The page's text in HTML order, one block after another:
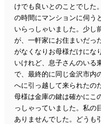
けでも良いとのことでした
の時間にマンションに伺う
いらっしゃいました。少し
が、一軒家にお住まいだっ
がなくなりお母様だけにな
いけれど、息子さんのいる
で、最終的に同じ金沢市内
へに引っ越して来られたの
母様は金庫の鍵は確かにこ
っしゃっていました。私の
ありませんでした。どうも